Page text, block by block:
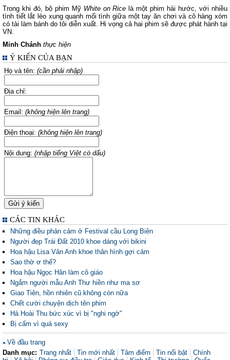
Trong khi đó, bộ phim Mỹ White on Rice là một phim hài hước, với nhiều
tình tiết lắt léo xung quanh mối tình giữa một tay ăn chơi và cô hàng xóm
có tài làm bánh do tôi diễn xuất. Hi vọng cả hai phim sẽ được phát hành tại
VN.
Minh Chánh thực hiện
Ý KIẾN CỦA BẠN
Họ và tên: (cần phải nhập)
Địa chỉ:
Email: (không hiện lên trang)
Điện thoại: (không hiện lên trang)
Nội dung: (nhập tiếng Việt có dấu)
CÁC TIN KHÁC
Những điều phản cảm ở Festival cầu Long Biên
Người đẹp Trái Đất 2010 khoe dáng với bikini
Hoa hậu Lisa Vân Anh khoe thân hình gợi cảm
Sao thờ ơ thế?
Hoa hậu Ngọc Hân làm cô giáo
Ngắm người mẫu Anh Thư hiền như ma sơ
Giao Tiên, hồn nhiên cũ không còn nữa
Chết cười chuyện dịch tên phim
Hà Hoài Thu bức xúc vì bị "nghi ngờ"
Bị cấm vì quá sexy
Về đầu trang
Danh mục: Trang nhất Tin mới nhất Tâm điểm Tin nổi bật
Chính